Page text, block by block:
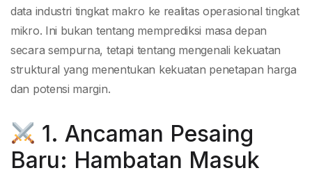
data industri tingkat makro ke realitas operasional tingkat
mikro. Ini bukan tentang memprediksi masa depan
secara sempurna, tetapi tentang mengenali kekuatan
struktural yang menentukan kekuatan penetapan harga
dan potensi margin.
1. Ancaman Pesaing
Baru: Hambatan Masuk